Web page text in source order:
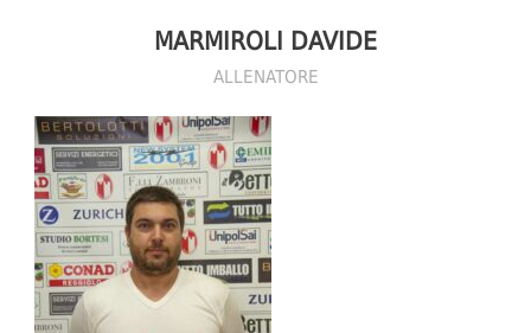
MARMIROLI DAVIDE
ALLENATORE